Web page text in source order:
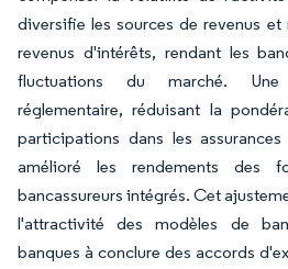
diversifie les sources de revenus
revenus d'intérêts, rendant les
fluctuations du marché. Une
réglementaire, réduisant la
participations dans les
amélioré les rendements des
bancassureurs intégrés. Cet
l'attractivité des modèles de
banques à conclure des accords